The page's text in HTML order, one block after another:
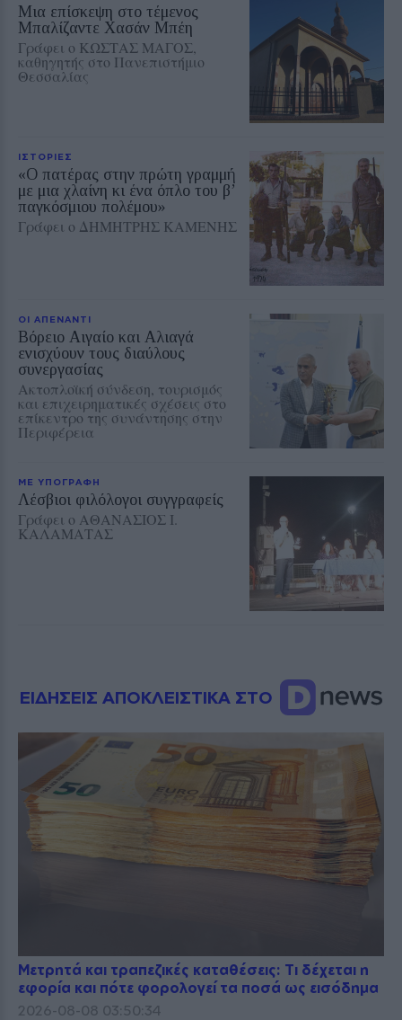
Μια επίσκεψη στο τέμενος
Μπαλίζαντε Χασάν Μπέη
Γράφει ο ΚΩΣΤΑΣ ΜΑΓΟΣ,
καθηγητής στο Πανεπιστήμιο
Θεσσαλίας
ΙΣΤΟΡΙΕΣ
«Ο πατέρας στην πρώτη γραμμή
με μια χλαίνη κι ένα όπλο του β’
παγκόσμιου πολέμου»
Γράφει ο ΔΗΜΗΤΡΗΣ ΚΑΜΕΝΗΣ
ΟΙ ΑΠΕΝΑΝΤΙ
Βόρειο Αιγαίο και Αλιαγά
ενισχύουν τους διαύλους
συνεργασίας
Ακτοπλοϊκή σύνδεση, τουρισμός
και επιχειρηματικές σχέσεις στο
επίκεντρο της συνάντησης στην
Περιφέρεια
ΜΕ ΥΠΟΓΡΑΦΗ
Λέσβιοι φιλόλογοι συγγραφείς
Γράφει ο ΑΘΑΝΑΣΙΟΣ Ι.
ΚΑΛΑΜΑΤΑΣ
ΕΙΔΗΣΕΙΣ ΑΠΟΚΛΕΙΣΤΙΚΑ ΣΤΟ
Μετρητά και τραπεζικές καταθέσεις: Τι δέχεται η
εφορία και πότε φορολογεί τα ποσά ως εισόδημα
2026-08-08 03:50:34